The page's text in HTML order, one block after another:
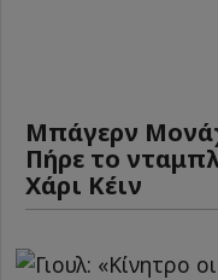
Μπάγερν
Πήρε το
Χάρι Κέιν